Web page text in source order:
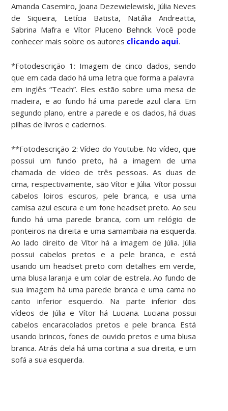
Amanda Casemiro, Joana Dezewielewiski, Júlia Neves
de Siqueira, Letícia Batista, Natália Andreatta,
Sabrina Mafra e Vítor Pluceno Behnck. Você pode
conhecer mais sobre os autoresclicando aqui.
*Fotodescrição 1: Imagem de cinco dados, sendo
que em cada dado há uma letra que forma a palavra
em inglês “Teach”. Eles estão sobre uma mesa de
madeira, e ao fundo há uma parede azul clara. Em
segundo plano, entre a parede e os dados, há duas
pilhas de livros e cadernos.
**Fotodescrição 2: Vídeo do Youtube. No vídeo, que
possui um fundo preto, há a imagem de uma
chamada de vídeo de três pessoas. As duas de
cima, respectivamente, são Vítor e Júlia. Vítor possui
cabelos loiros escuros, pele branca, e usa uma
camisa azul escura e um fone headset preto. Ao seu
fundo há uma parede branca, com um relógio de
ponteiros na direita e uma samambaia na esquerda.
Ao lado direito de Vítor há a imagem de Júlia. Júlia
possui cabelos pretos e a pele branca, e está
usando um headset preto com detalhes em verde,
uma blusa laranja e um colar de estrela. Ao fundo de
sua imagem há uma parede branca e uma cama no
canto inferior esquerdo. Na parte inferior dos
vídeos de Júlia e Vítor há Luciana. Luciana possui
cabelos encaracolados pretos e pele branca. Está
usando brincos, fones de ouvido pretos e uma blusa
branca. Atrás dela há uma cortina a sua direita, e um
sofá a sua esquerda.